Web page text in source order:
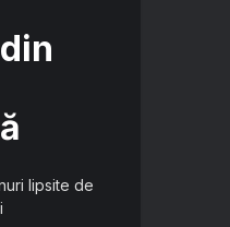
lipsite de